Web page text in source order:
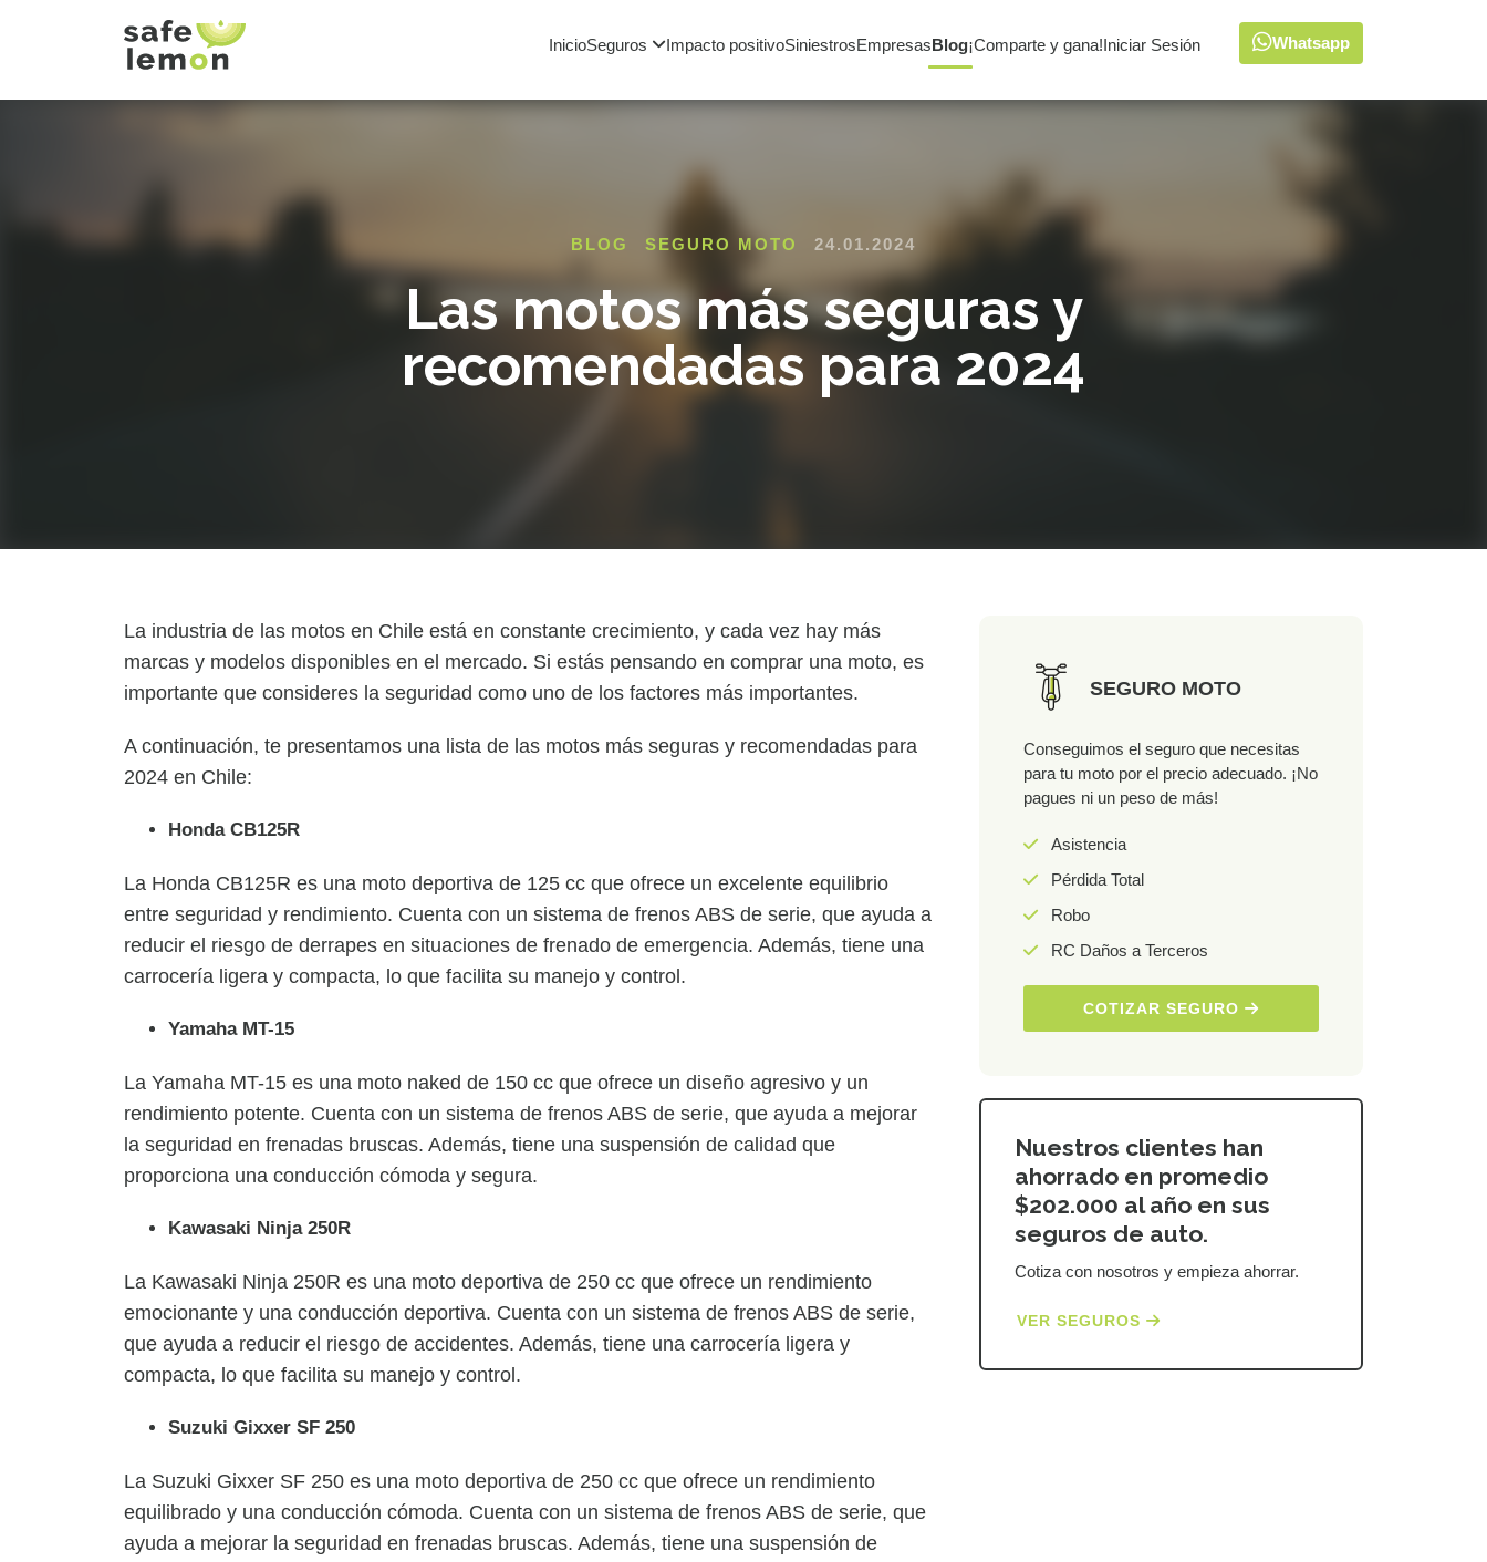
InicioSeguros Impacto positivoSiniestrosEmpresasBlog¡Comparte y gana!Iniciar Sesión Whatsapp
BLOG SEGURO MOTO 24.01.2024
Las motos más seguras y
recomendadas para 2024
La industria de las motos en Chile está en constante crecimiento, y cada vez hay más
marcas y modelos disponibles en el mercado. Si estás pensando en comprar una moto, es
importante que consideres la seguridad como uno de los factores más importantes.
A continuación, te presentamos una lista de las motos más seguras y recomendadas para
2024 en Chile:
Honda CB125R
La Honda CB125R es una moto deportiva de 125 cc que ofrece un excelente equilibrio
entre seguridad y rendimiento. Cuenta con un sistema de frenos ABS de serie, que ayuda a
reducir el riesgo de derrapes en situaciones de frenado de emergencia. Además, tiene una
carrocería ligera y compacta, lo que facilita su manejo y control.
Yamaha MT-15
La Yamaha MT-15 es una moto naked de 150 cc que ofrece un diseño agresivo y un
rendimiento potente. Cuenta con un sistema de frenos ABS de serie, que ayuda a mejorar
la seguridad en frenadas bruscas. Además, tiene una suspensión de calidad que
proporciona una conducción cómoda y segura.
Kawasaki Ninja 250R
La Kawasaki Ninja 250R es una moto deportiva de 250 cc que ofrece un rendimiento
emocionante y una conducción deportiva. Cuenta con un sistema de frenos ABS de serie,
que ayuda a reducir el riesgo de accidentes. Además, tiene una carrocería ligera y
compacta, lo que facilita su manejo y control.
Suzuki Gixxer SF 250
La Suzuki Gixxer SF 250 es una moto deportiva de 250 cc que ofrece un rendimiento
equilibrado y una conducción cómoda. Cuenta con un sistema de frenos ABS de serie, que
ayuda a mejorar la seguridad en frenadas bruscas. Además, tiene una suspensión de
SEGURO MOTO
Conseguimos el seguro que necesitas
para tu moto por el precio adecuado. ¡No
pagues ni un peso de más!
Asistencia
Pérdida Total
Robo
RC Daños a Terceros
COTIZAR SEGURO
Nuestros clientes han
ahorrado en promedio
$202.000 al año en sus
seguros de auto.
Cotiza con nosotros y empieza ahorrar.
VER SEGUROS